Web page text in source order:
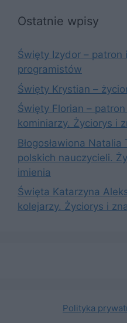
Ostatnie wpisy
Święty Izydor – patron
programistów
Święty Krystian –
Święty Florian –
kominiarzy. Życiorys i
Błogosławiona
polskich nauczycieli.
imienia
Święta Katarzyna
kolejarzy. Życiorys i
Polityka